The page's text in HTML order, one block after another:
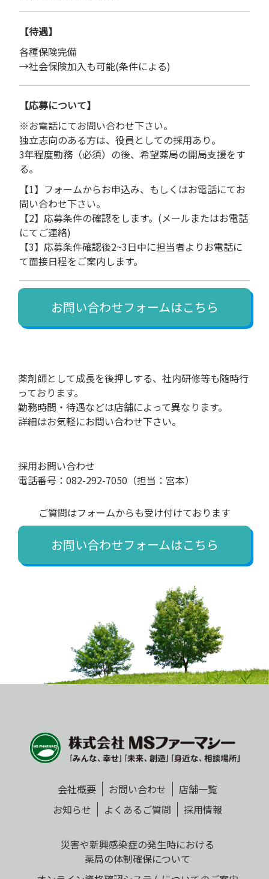
【待遇】
各種保険完備
→社会保険加入も可能(条件による)
【応募について】
※お電話にてお問い合わせ下さい。
独立志向のある方は、役員としての採用あり。
3年程度勤務（必須）の後、希望薬局の開局支援をす
る。
【1】フォームからお申込み、もしくはお電話にてお
問い合わせ下さい。
【2】応募条件の確認をします。(メールまたはお電話
にてご連絡)
【3】応募条件確認後2~3日中に担当者よりお電話に
て面接日程をご案内します。
お問い合わせフォームはこちら
薬剤師として成長を後押しする、社内研修等も随時行
っております。
勤務時間・待遇などは店舗によって異なります。
詳細はお気軽にお問い合わせ下さい。
採用お問い合わせ
電話番号：082-292-7050（担当：宮本）
ご質問はフォームからも受け付けております
お問い合わせフォームはこちら
会社概要 お問い合わせ
店舗一覧
お知らせ
よくあるご質問 採用情報
災害や新興感染症の発生時における
薬局の体制確保について